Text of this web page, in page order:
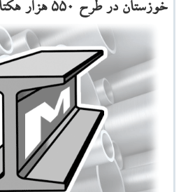
خوزستان در طرح ۵۵۰ هزار هكتاری